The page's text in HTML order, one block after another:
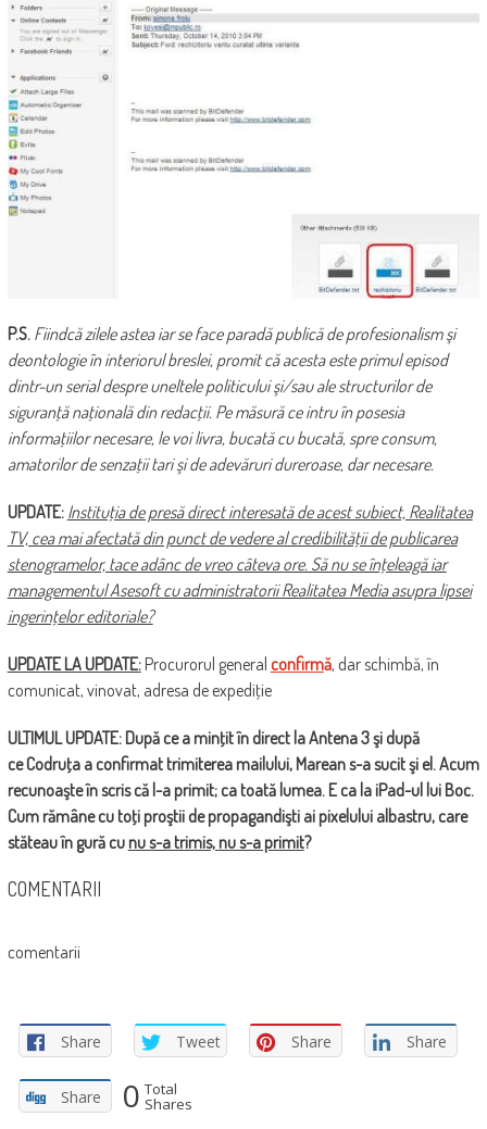
P.S. Fiindcă zilele astea iar se face paradă publică de profesionalism şi
deontologie în interiorul breslei, promit că acesta este primul episod
dintr-un serial despre uneltele politicului şi/sau ale structurilor de
siguranţă naţională din redacţii. Pe măsură ce intru în posesia
informaţiilor necesare, le voi livra, bucată cu bucată, spre consum,
amatorilor de senzaţii tari şi de adevăruri dureroase, dar necesare.
UPDATE: Instituţia de presă direct interesată de acest subiect, Realitatea
TV, cea mai afectată din punct de vedere al credibilităţii de publicarea
stenogramelor, tace adânc de vreo câteva ore. Să nu se înţeleagă iar
managementul Asesoft cu administratorii Realitatea Media asupra lipsei
ingerinţelor editoriale?
UPDATE LA UPDATE:Procurorul general confirmă, dar schimbă, în
comunicat, vinovat, adresa de expediţie
ULTIMUL UPDATE: După ce a minţit în direct la Antena 3 şi după
ce Codruţa a confirmat trimiterea mailului, Marean s-a sucit şi el. Acum
recunoaşte în scris că l-a primit; ca toată lumea. E ca la iPad-ul lui Boc.
Cum rămâne cu toţi proştii de propagandişti ai pixelului albastru, care
stăteau în gură cu nu s-a trimis, nu s-a primit?
COMENTARII
comentarii
Share Tweet Share Share
Share 0 Total
Shares